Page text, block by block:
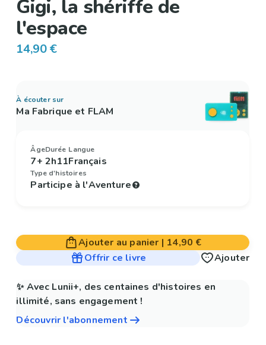
Gigi, la shériffe de
l'espace
14,90 €
À écouter sur
Ma Fabrique et FLAM
Âge
7+
Durée
2h11
Langue
Français
Type d'histoires
Participe à l'Aventure
Ajouter au panier | 14,90 €
Offrir ce livre
Ajouter
✨ Avec Lunii+, des centaines d'histoires en
illimité, sans engagement !
Découvrir l'abonnement